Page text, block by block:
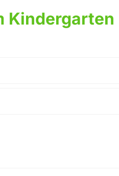
Kindergarten